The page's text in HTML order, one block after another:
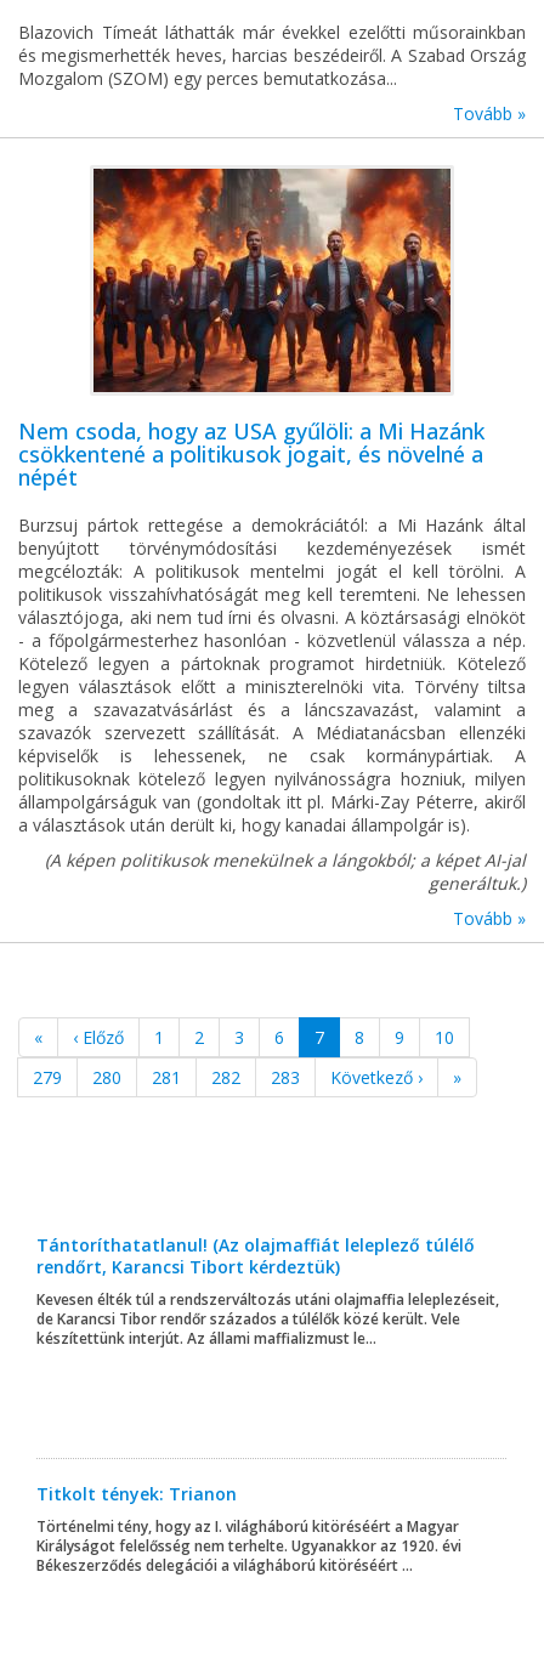
Blazovich Tímeát láthatták már évekkel ezelőtti műsorainkban
és megismerhették heves, harcias beszédeiről. A Szabad Ország
Mozgalom (SZOM) egy perces bemutatkozása...
Tovább »
Nem csoda, hogy az USA gyűlöli: a Mi Hazánk
csökkentené a politikusok jogait, és növelné a
népét
Burzsuj pártok rettegése a demokráciától: a Mi Hazánk által
benyújtott törvénymódosítási kezdeményezések ismét
megcélozták: A politikusok mentelmi jogát el kell törölni. A
politikusok visszahívhatóságát meg kell teremteni. Ne lehessen
választójoga, aki nem tud írni és olvasni. A köztársasági elnököt
- a főpolgármesterhez hasonlóan - közvetlenül válassza a nép.
Kötelező legyen a pártoknak programot hirdetniük. Kötelező
legyen választások előtt a miniszterelnöki vita. Törvény tiltsa
meg a szavazatvásárlást és a láncszavazást, valamint a
szavazók szervezett szállítását. A Médiatanácsban ellenzéki
képviselők is lehessenek, ne csak kormánypártiak. A
politikusoknak kötelező legyen nyilvánosságra hozniuk, milyen
állampolgárságuk van (gondoltak itt pl. Márki-Zay Péterre, akiről
a választások után derült ki, hogy kanadai állampolgár is).
(A képen politikusok menekülnek a lángokból; a képet AI-jal
generáltuk.)
Tovább »
« ‹ Előző 1 2 3 6 7 8 9
10
279
280 281 282 283 Következő › »
Tántoríthatatlanul! (Az olajmaffiát leleplező túlélő
rendőrt, Karancsi Tibort kérdeztük)
Kevesen élték túl a rendszerváltozás utáni olajmaffia leleplezéseit,
de Karancsi Tibor rendőr százados a túlélők közé került. Vele
készítettünk interjút. Az állami maffializmust le...
Titkolt tények: Trianon
Történelmi tény, hogy az I. világháború kitöréséért a Magyar
Királyságot felelősség nem terhelte. Ugyanakkor az 1920. évi
Békeszerződés delegációi a világháború kitöréséért ...